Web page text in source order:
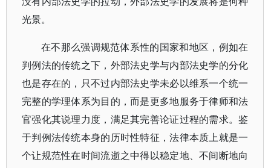
光景。
在不那么强调规范体系性的国家和地区，例如在
判例法的传统之下，外部法史学与内部法史学的分化
也是存在的，只不过内部法史学未必以维系一个统一
完整的学理体系为目的，而是更多地服务于律师和法
官强化其说理力度，满足其完善论证过程的需求。鉴
于判例法传统本身的历时性特征，法律本质上就是一
个让规范性在时间流逝之中得以稳定地、不间断地向